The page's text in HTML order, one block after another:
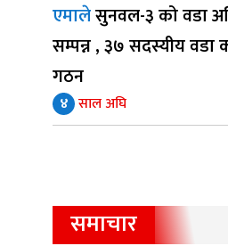
एमालेसुनवल-३ को वडा
सम्पन्न , ३७ सदस्यीय वडा
गठन
४ साल अघि
समाचार